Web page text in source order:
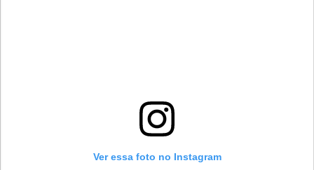
Ver essa foto no Instagram